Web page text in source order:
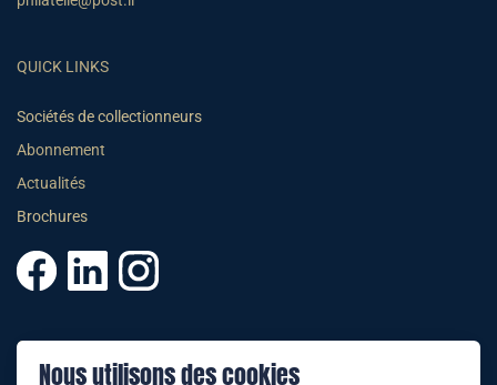
Nous utilisons des cookies
QUICK LINKS
Sociétés de collectionneurs
Abonnement
Actualités
Brochures
© 2025 PHILATELIE LIECHTENSTEIN